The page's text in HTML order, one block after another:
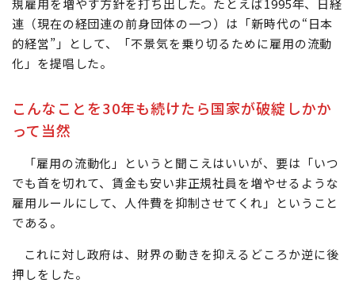
連（現在の経団連の前身団体の一つ）は「新時代の“日本
的経営”」として、「不景気を乗り切るために雇用の流動
化」を提唱した。
こんなことを30年も続けたら国家が破綻しかか
って当然
「雇用の流動化」というと聞こえはいいが、要は「いつ
でも首を切れて、賃金も安い非正規社員を増やせるような
雇用ルールにして、人件費を抑制させてくれ」ということ
である。
これに対し政府は、財界の動きを抑えるどころか逆に後
押しをした。